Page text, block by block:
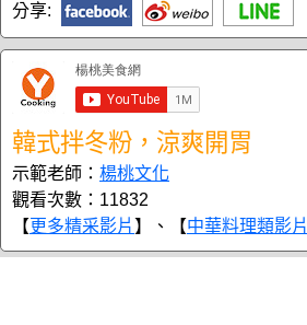
分享:
韓式拌冬粉，涼爽開胃
示範老師： 楊桃文化
觀看次數：11832
【更多精采影片 】、【中華料理類影片